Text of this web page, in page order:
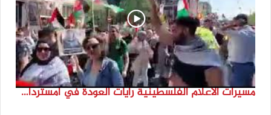
مسيرات الاعلام الفلسطينية رايات العودة في امستردام #النكبة74 #انتماء2022 #القدس_موعدنا